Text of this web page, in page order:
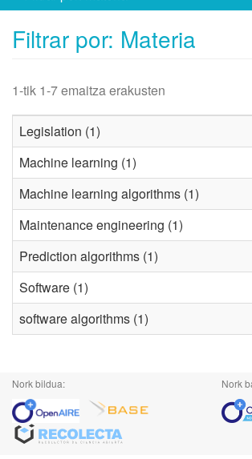
Filtrar por: Materia
1-tik 1-7 emaitza erakusten
Legislation (1)
Machine learning (1)
Machine learning algorithms (1)
Maintenance engineering (1)
Prediction algorithms (1)
Software (1)
software algorithms (1)
Nork bildua: Nork